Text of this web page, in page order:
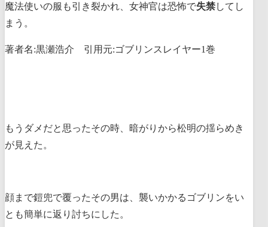
魔法使いの服も引き裂かれ、女神官は恐怖で失禁してし
まう。
著者名:黒瀬浩介 引用元:ゴブリンスレイヤー1巻
もうダメだと思ったその時、暗がりから松明の揺らめき
が見えた。
顔まで鎧兜で覆ったその男は、襲いかかるゴブリンをい
とも簡単に返り討ちにした。